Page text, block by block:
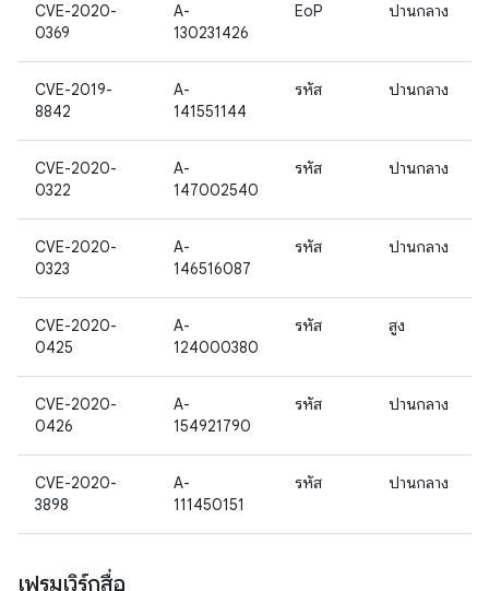
CVE-2020-
0369
A-
130231426
EoP ปานกลาง
CVE-2019-
8842
A-
141551144
รหัส ปานกลาง
CVE-2020-
0322
A-
147002540
รหัส ปานกลาง
CVE-2020-
0323
A-
146516087
รหัส ปานกลาง
CVE-2020-
0425
A-
124000380
รหัส สูง
CVE-2020-
0426
A-
154921790
รหัส ปานกลาง
CVE-2020-
3898
A-
111450151
รหัส ปานกลาง
เฟรมเวิร์กสื่อ